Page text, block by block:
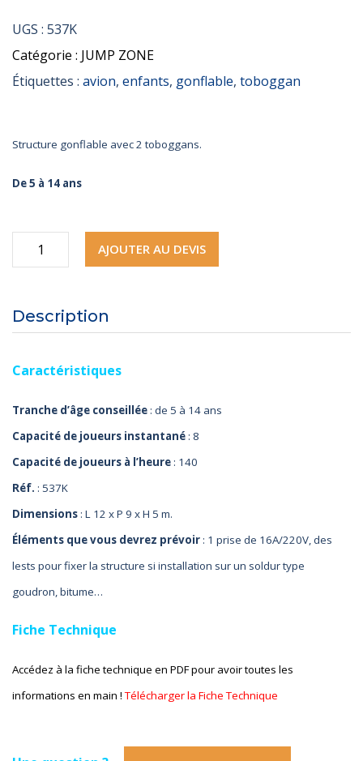
UGS : 537K
Catégorie : JUMP ZONE
Étiquettes : avion, enfants, gonflable, toboggan
Structure gonflable avec 2 toboggans.
De 5 à 14 ans
quantité
de
AJOUTER AU DEVIS
Description
Caractéristiques
Tranche d’âge conseillée : de 5 à 14 ans
Capacité de joueurs instantané : 8
Capacité de joueurs à l’heure : 140
Réf. : 537K
Dimensions : L 12 x P 9 x H 5 m.
Éléments que vous devrez prévoir : 1 prise de 16A/220V, des
lests pour fixer la structure si installation sur un soldur type
goudron, bitume…
Fiche Technique
Accédez à la fiche technique en PDF pour avoir toutes les
informations en main !Télécharger la Fiche Technique